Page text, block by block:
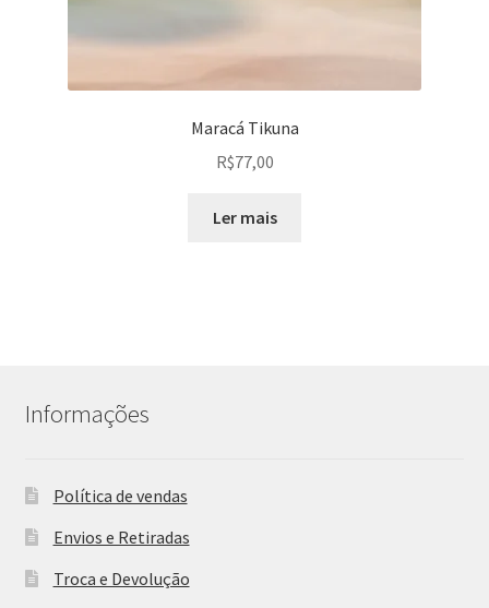
Maracá Tikuna
R$77,00
Ler mais
Informações
Política de vendas
Envios e Retiradas
Troca e Devolução